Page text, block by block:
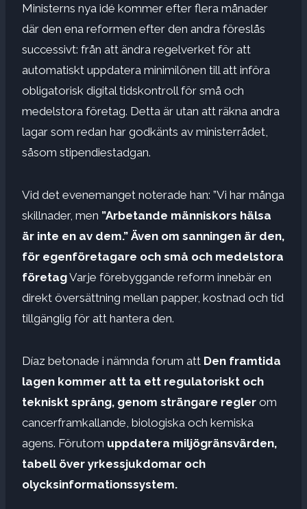
Ministerns nya idé kommer efter flera månader
där den ena reformen efter den andra föreslås
successivt: från att ändra regelverket för att
automatiskt uppdatera minimilönen till att införa
obligatorisk digital tidskontroll för små och
medelstora företag. Detta är utan att räkna andra
lagar som redan har godkänts av ministerrådet,
såsom stipendiestadgan.
Vid det evenemanget noterade han: ”Vi har många
skillnader, men ”Arbetande människors hälsa
är inte en av dem.” Även om sanningen är den,
för egenföretagare och små och medelstora
företagVarje förebyggande reform innebär en
direkt översättning mellan papper, kostnad och tid
tillgänglig för att hantera den.
Díaz betonade i nämnda forum att Den framtida
lagen kommer att ta ett regulatoriskt och
tekniskt språng, genom strängare regler om
cancerframkallande, biologiska och kemiska
agens. Förutom uppdatera miljögränsvärden,
tabell över yrkessjukdomar och
olycksinformationssystem.